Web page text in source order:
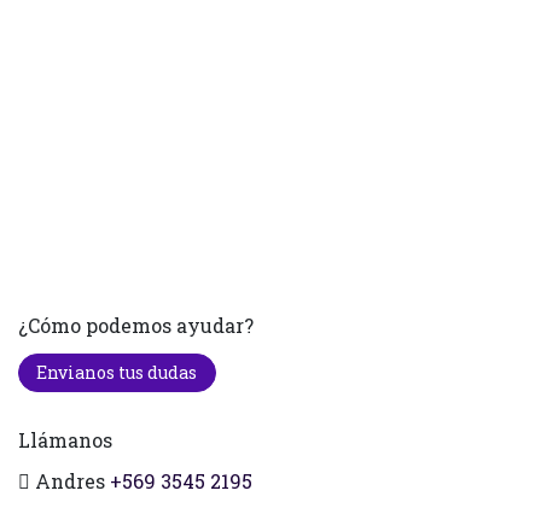
¿Cómo podemos ayudar?
Envianos tus dudas
Llámanos
Andres +569 3545 2195